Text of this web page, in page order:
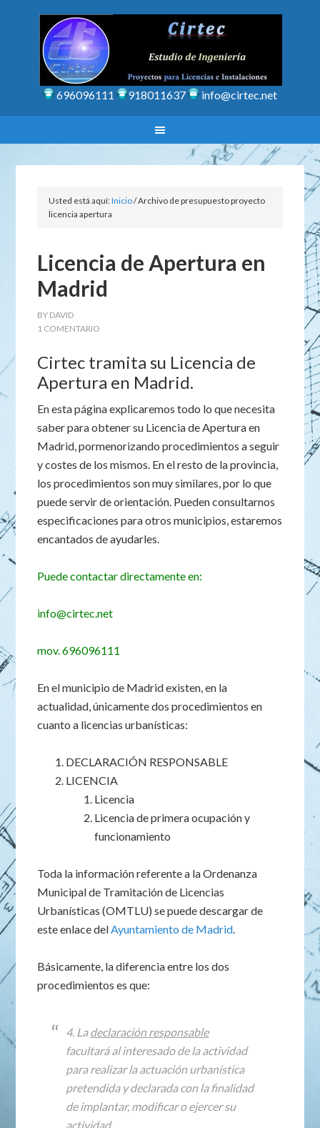
696096111 918011637 info@cirtec.net
Usted está aquí:Inicio/Archivo de presupuesto proyecto
licencia apertura
Licencia de Apertura en
Madrid
BY DAVID
1 COMENTARIO
Cirtec tramita su Licencia de
Apertura en Madrid.
En esta página explicaremos todo lo que necesita
saber para obtener su Licencia de Apertura en
Madrid, pormenorizando procedimientos a seguir
y costes de los mismos. En el resto de la provincia,
los procedimientos son muy similares, por lo que
puede servir de orientación. Pueden consultarnos
especificaciones para otros municipios, estaremos
encantados de ayudarles.
Puede contactar directamente en:
info@cirtec.net
mov. 696096111
En el municipio de Madrid existen, en la
actualidad, únicamente dos procedimientos en
cuanto a licencias urbanísticas:
DECLARACIÓN RESPONSABLE
LICENCIA
Licencia
Licencia de primera ocupación y
funcionamiento
Toda la información referente a la Ordenanza
Municipal de Tramitación de Licencias
Urbanísticas (OMTLU) se puede descargar de
este enlace delAyuntamiento de Madrid.
Básicamente, la diferencia entre los dos
procedimientos es que:
4. Ladeclaración responsable
facultará al interesado de la actividad
para realizar la actuación urbanística
pretendida y declarada con la finalidad
de implantar, modificar o ejercer su
actividad.